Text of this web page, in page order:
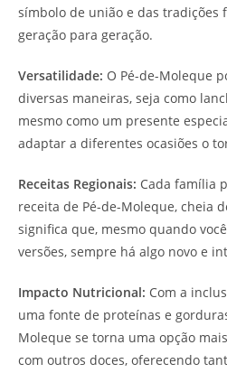
símbolo de união e das tradições
geração para geração.
Versatilidade: O Pé-de-Moleque
diversas maneiras, seja como
mesmo como um presente
adaptar a diferentes ocasiões o
Receitas Regionais: Cada família
receita de Pé-de-Moleque, cheia
significa que, mesmo quando
versões, sempre há algo novo e
Impacto Nutricional: Com a
uma fonte de proteínas e
Moleque se torna uma opção
com outros doces, oferecendo